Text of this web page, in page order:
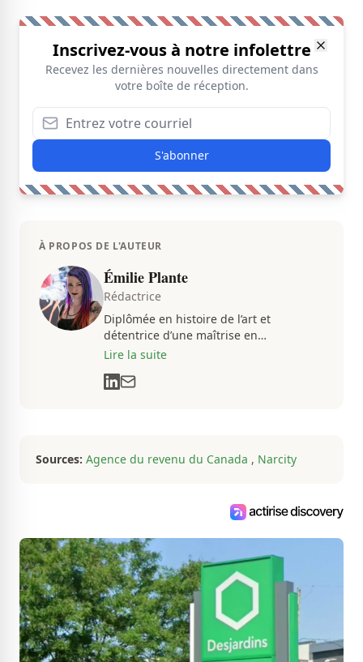
Inscrivez-vous à notre infolettre
Recevez les dernières nouvelles directement dans
votre boîte de réception.
S'abonner
À PROPOS DE L'AUTEUR
Émilie Plante
Rédactrice
Diplômée en histoire de l’art et
détentrice d’une maîtrise en
muséologie, Émilie gravite dans
communications depuis près de deux
Lire la suite
Sources: Agence du revenu du Canada , Narcity